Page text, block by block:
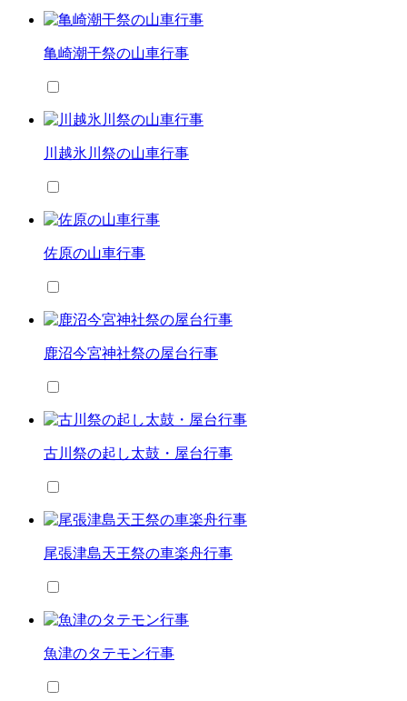
亀崎潮干祭の山車行事
川越氷川祭の山車行事
佐原の山車行事
鹿沼今宮神社祭の屋台行事
古川祭の起し太鼓・屋台行事
尾張津島天王祭の車楽舟行事
魚津のタテモン行事